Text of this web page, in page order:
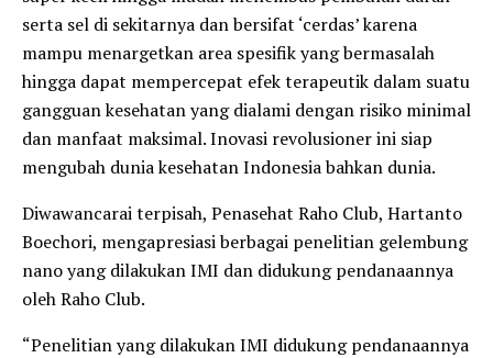
serta sel di sekitarnya dan bersifat ‘cerdas’ karena
mampu menargetkan area spesifik yang bermasalah
hingga dapat mempercepat efek terapeutik dalam suatu
gangguan kesehatan yang dialami dengan risiko minimal
dan manfaat maksimal. Inovasi revolusioner ini siap
mengubah dunia kesehatan Indonesia bahkan dunia.
Diwawancarai terpisah, Penasehat Raho Club, Hartanto
Boechori, mengapresiasi berbagai penelitian gelembung
nano yang dilakukan IMI dan didukung pendanaannya
oleh Raho Club.
“Penelitian yang dilakukan IMI didukung pendanaannya